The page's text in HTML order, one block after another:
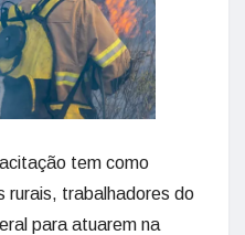
tem como
rurais, trabalhadores do
para atuarem na